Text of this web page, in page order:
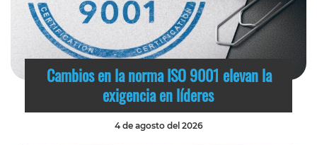
Cambios en la norma ISO 9001 elevan la
exigencia en líderes
4 de agosto del 2026